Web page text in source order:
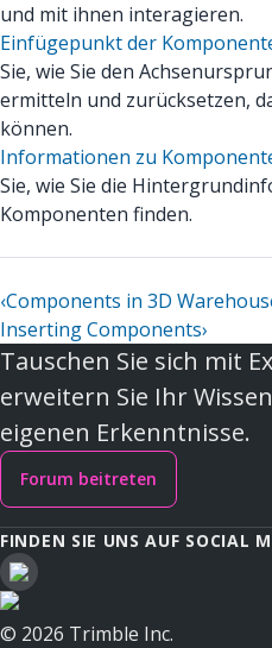
und mit ihnen interagieren.
Einfügepunkt der
Sie, wie Sie den
ermitteln und zurücksetzen,
können.
Informationen zu
Sie, wie Sie die
Komponenten finden.
‹Components in 3D
Inserting Components›
Tauschen Sie sich mit
erweitern Sie Ihr
eigenen Erkenntnisse.
Forum beitreten
FINDEN SIE UNS AUF SOCIAL
© 2026 Trimble Inc.